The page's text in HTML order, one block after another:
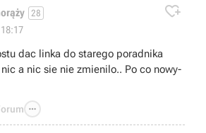
28 
dac linka do starego poradnika
a nic sie nie zmienilo.. Po co nowy-
